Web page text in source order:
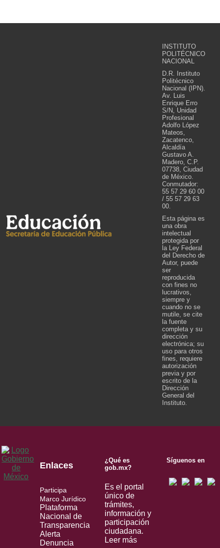
INSTITUTO
POLITÉCNICO
NACIONAL
D.R. Instituto
Politécnico
Nacional (IPN).
Av. Luis
Enrique Erro
S/N, Unidad
Profesional
Adolfo López
Mateos,
Zacatenco,
Alcaldía
Gustavo A.
Madero, C.P.
07738, Ciudad
de México.
Conmutador:
55 57 29 60 00
/ 55 57 29 63
00.
Esta página es
una obra
intelectual
protegida por
la Ley Federal
del Derecho de
Autor, puede
ser
reproducida
con fines no
lucrativos,
siempre y
cuando no se
mutile, se cite
la fuente
completa y su
dirección
electrónica; su
uso para otros
fines, requiere
autorización
previa y por
escrito de la
Dirección
General del
Instituto.
Enlaces
Participa
Marco Jurídico
Plataforma
Nacional de
Transparencia
Alerta
Denuncia
¿Qué es
gob.mx?
Es el portal
único de
trámites,
información y
participación
ciudadana.
Leer más
Síguenos en